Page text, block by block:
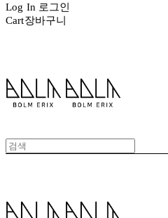
Log In 로그인
Cart장바구니